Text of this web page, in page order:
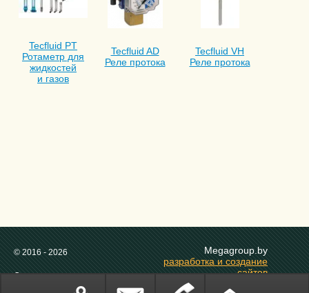
Tecfluid PT
Ротаметр для
жидкостей
и газов
Tecfluid AD
Реле протока
Tecfluid VH
Реле протока
© 2016 - 2026
Социальные сети:
Megagroup.by
разработка и создание
сайтов